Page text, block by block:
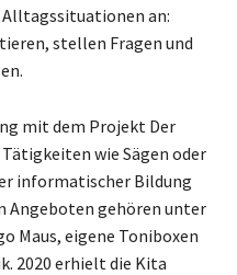
an:
stellen Fragen und
mit dem Projekt Der
wie Sägen oder
informatischer Bildung
Angeboten gehören unter
Maus, eigene Toniboxen
2020 erhielt die Kita